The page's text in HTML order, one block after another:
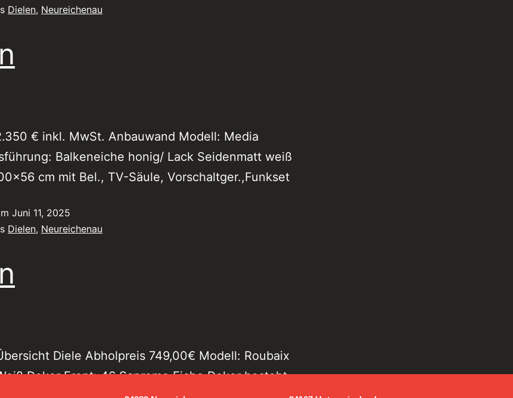
Dielen, Neureichenau
€ inkl. MwSt. Anbauwand Modell: Media
Balkeneiche honig/ Lack Seidenmatt weiß
cm mit Bel., TV-Säule, Vorschaltger.,Funkset
Juni 11, 2025
Dielen, Neureichenau
Diele Abholpreis 749,00€ Modell: Roubaix
Dekor Front: 46 Sanremo Eiche Dekor besteht